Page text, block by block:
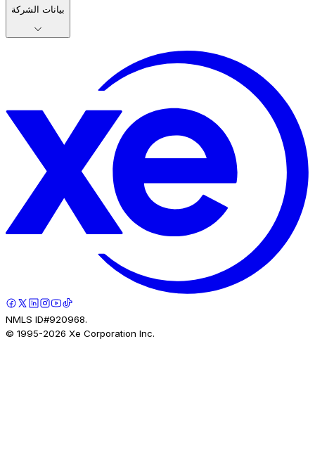
بيانات الشركة
NMLS ID#920968.
© 1995-2026 Xe Corporation Inc.